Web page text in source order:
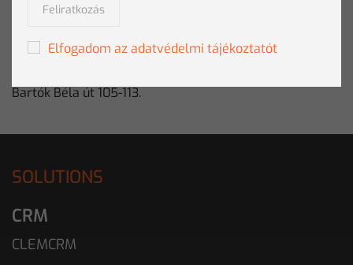
E-mail:sajto@clementine.hu
Fax: +36 1 457 0562
Bartók Béla út 105-113.
SOLUTIONS
CRM
CLEMCRM
Feliratkozás
Elfogadom az adatvédelmi tájékoztatót